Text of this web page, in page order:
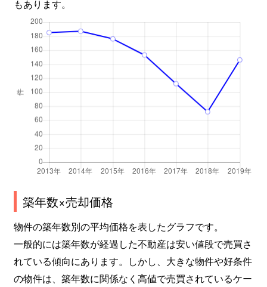
もあります。
築年数×売却価格
物件の築年数別の平均価格を表したグラフです。
一般的には築年数が経過した不動産は安い値段で売買さ
れている傾向にあります。しかし、大きな物件や好条件
の物件は、築年数に関係なく高値で売買されているケー